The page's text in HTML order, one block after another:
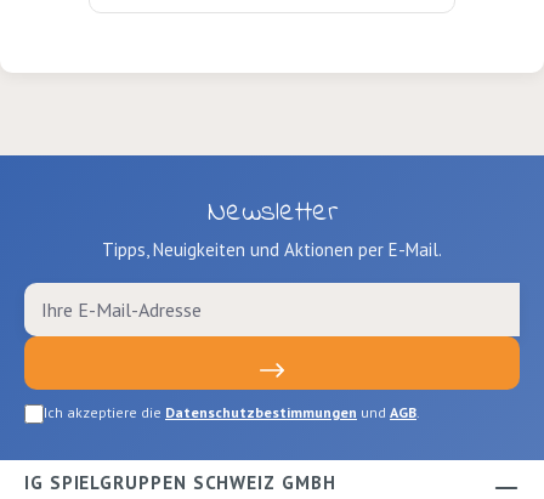
Newsletter
Tipps, Neuigkeiten und Aktionen per E-Mail.
Ich akzeptiere die Datenschutzbestimmungen und AGB.
IG SPIELGRUPPEN SCHWEIZ GMBH